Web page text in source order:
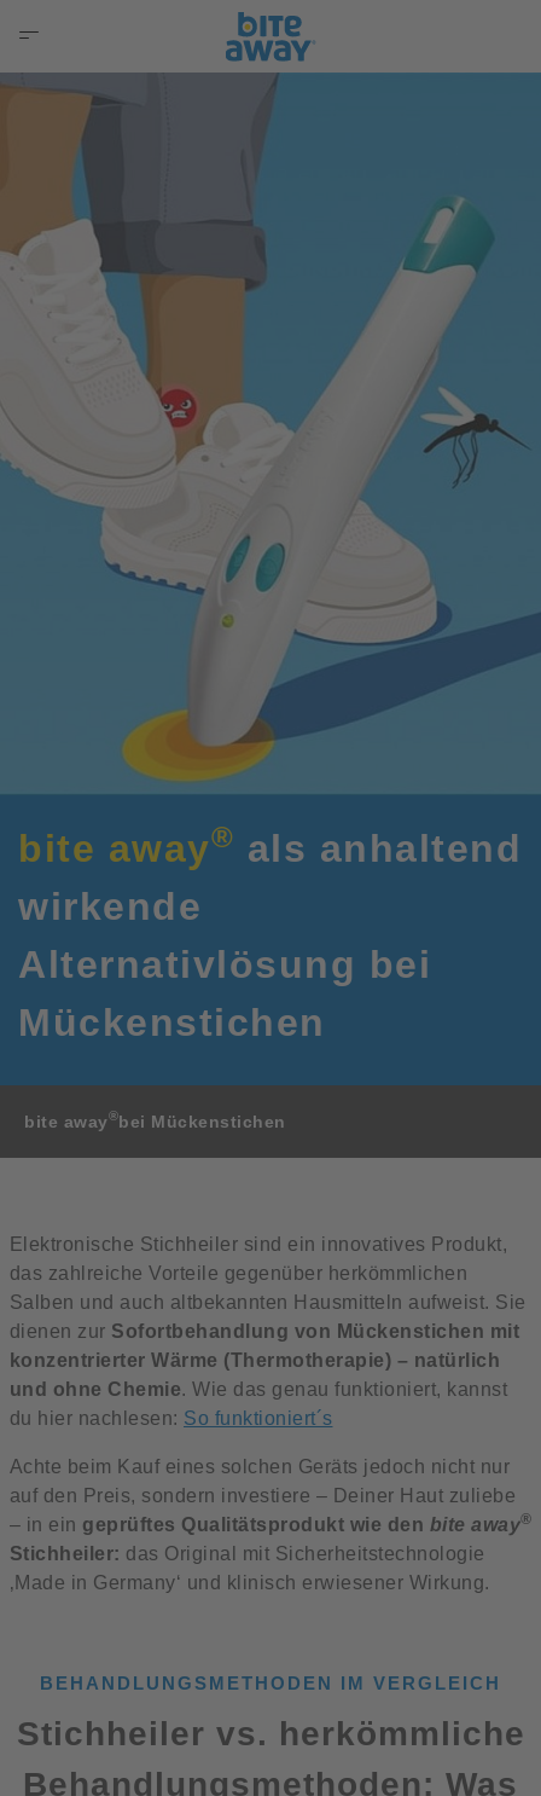
bite away® als anhaltend
wirkende
Alternativlösung bei
Mückenstichen
bite away®bei Mückenstichen
Elektronische Stichheiler sind ein innovatives Produkt,
das zahlreiche Vorteile gegenüber herkömmlichen
Salben und auch altbekannten Hausmitteln aufweist. Sie
dienen zur Sofortbehandlung von Mückenstichen mit
konzentrierter Wärme (Thermotherapie) – natürlich
und ohne Chemie. Wie das genau funktioniert, kannst
du hier nachlesen: So funktioniert´s
Achte beim Kauf eines solchen Geräts jedoch nicht nur
auf den Preis, sondern investiere – Deiner Haut zuliebe
– in ein geprüftes Qualitätsprodukt wie den bite away®
Stichheiler: das Original mit Sicherheitstechnologie
‚Made in Germany‘ und klinisch erwiesener Wirkung.
BEHANDLUNGSMETHODEN IM VERGLEICH
Stichheiler vs. herkömmliche
Behandlungsmethoden: Was